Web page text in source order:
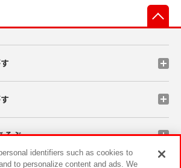
そぶ
identifiers such as cookies to
to personalize content and ads. We